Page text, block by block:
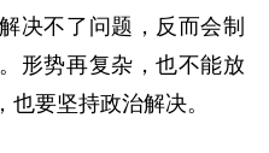
决不了问题，反而会制
形势再复杂，也不能放
要坚持政治解决。